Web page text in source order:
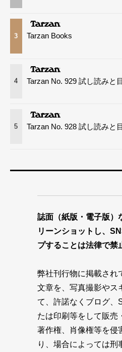
3 Tarzan Books
4 Tarzan No. 929 試し読みと
5 Tarzan No. 928 試し読みと
誌面（紙版・電子版）
リーンショットし、
プすることは法律で禁
弊社刊行物に掲載され
文章を、写真撮影やス
て、許諾なくブログ、
たは印刷等をして販売
著作権、肖像権等を侵
り、場合によっては刑